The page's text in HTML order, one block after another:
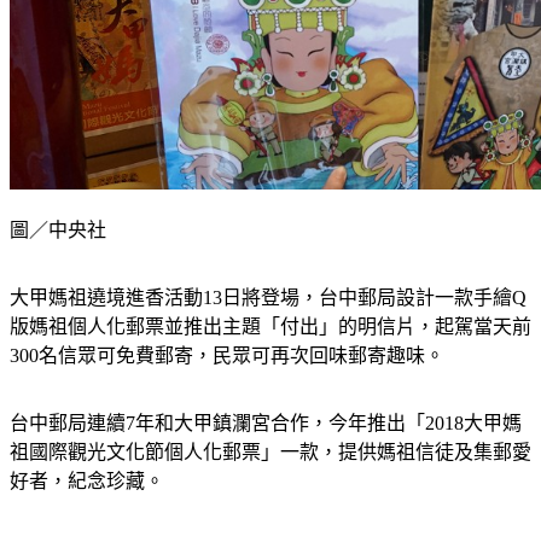
圖／中央社
大甲媽祖遶境進香活動13日將登場，台中郵局設計一款手繪Q
版媽祖個人化郵票並推出主題「付出」的明信片，起駕當天前
300名信眾可免費郵寄，民眾可再次回味郵寄趣味。
台中郵局連續7年和大甲鎮瀾宮合作，今年推出「2018大甲媽
祖國際觀光文化節個人化郵票」一款，提供媽祖信徒及集郵愛
好者，紀念珍藏。